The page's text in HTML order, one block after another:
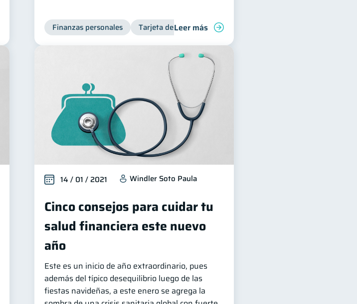
Finanzas personales Tarjeta de crédito
Leer más
14 / 01 / 2021 Windler Soto Paula
Cinco consejos para cuidar tu
salud financiera este nuevo
año
Este es un inicio de año extraordinario, pues
además del típico desequilibrio luego de las
fiestas navideñas, a este enero se agrega la